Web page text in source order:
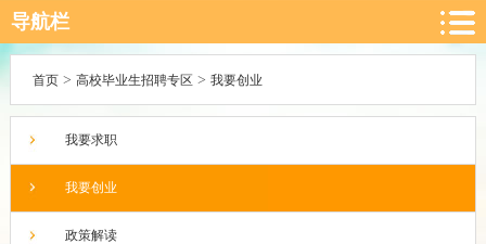
导航栏
首页> 高校毕业生招聘专区> 我要创业
我要求职
我要创业
政策解读